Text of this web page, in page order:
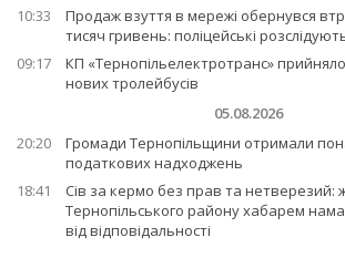
10:33
Продаж взуття в мережі обернувся
тисяч гривень: поліцейські
09:17
КП «Тернопільелектротранс»
нових тролейбусів
05.08.2026
20:20
Громади Тернопільщини отримали
податкових надходжень
18:41
Сів за кермо без прав та нетверезий:
Тернопільського району хабарем
від відповідальності